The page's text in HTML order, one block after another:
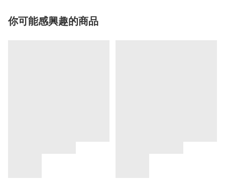
你可能感興趣的商品